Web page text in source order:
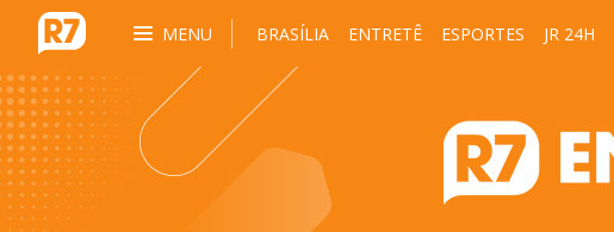
MENU BRASÍLIA ENTRETÊ ESPORTES JR 24H